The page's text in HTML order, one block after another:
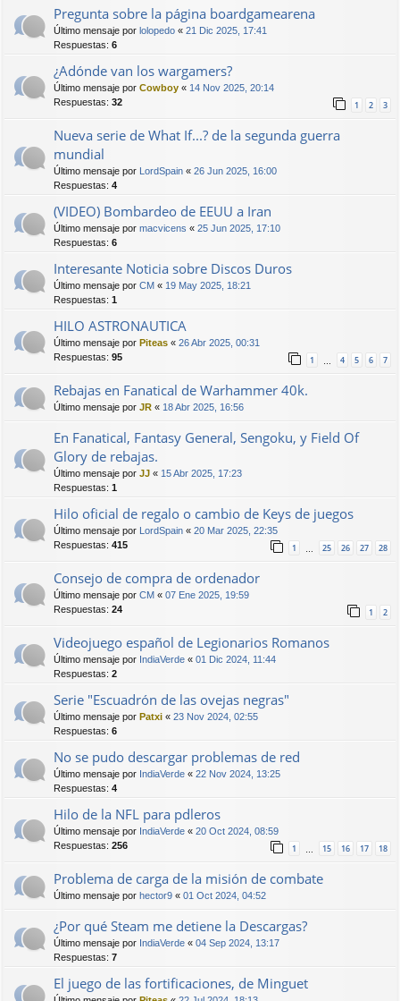
Pregunta sobre la página boardgamearena
Último mensaje por lolopedo « 21 Dic 2025, 17:41
Respuestas: 6
¿Adónde van los wargamers?
Último mensaje por Cowboy « 14 Nov 2025, 20:14
Respuestas: 32 1 2 3
Nueva serie de What If...? de la segunda guerra
mundial
Último mensaje por LordSpain « 26 Jun 2025, 16:00
Respuestas: 4
(VIDEO) Bombardeo de EEUU a Iran
Último mensaje por macvicens « 25 Jun 2025, 17:10
Respuestas: 6
Interesante Noticia sobre Discos Duros
Último mensaje por CM « 19 May 2025, 18:21
Respuestas: 1
HILO ASTRONAUTICA
Último mensaje por Piteas « 26 Abr 2025, 00:31
Respuestas: 95 1 … 4 5 6 7
Rebajas en Fanatical de Warhammer 40k.
Último mensaje por JR « 18 Abr 2025, 16:56
En Fanatical, Fantasy General, Sengoku, y Field Of
Glory de rebajas.
Último mensaje por JJ « 15 Abr 2025, 17:23
Respuestas: 1
Hilo oficial de regalo o cambio de Keys de juegos
Último mensaje por LordSpain « 20 Mar 2025, 22:35
Respuestas: 415 1 … 25 26 27 28
Consejo de compra de ordenador
Último mensaje por CM « 07 Ene 2025, 19:59
Respuestas: 24 1 2
Videojuego español de Legionarios Romanos
Último mensaje por IndiaVerde « 01 Dic 2024, 11:44
Respuestas: 2
Serie "Escuadrón de las ovejas negras"
Último mensaje por Patxi « 23 Nov 2024, 02:55
Respuestas: 6
No se pudo descargar problemas de red
Último mensaje por IndiaVerde « 22 Nov 2024, 13:25
Respuestas: 4
Hilo de la NFL para pdleros
Último mensaje por IndiaVerde « 20 Oct 2024, 08:59
Respuestas: 256 1 … 15 16 17 18
Problema de carga de la misión de combate
Último mensaje por hector9 « 01 Oct 2024, 04:52
¿Por qué Steam me detiene la Descargas?
Último mensaje por IndiaVerde « 04 Sep 2024, 13:17
Respuestas: 7
El juego de las fortificaciones, de Minguet